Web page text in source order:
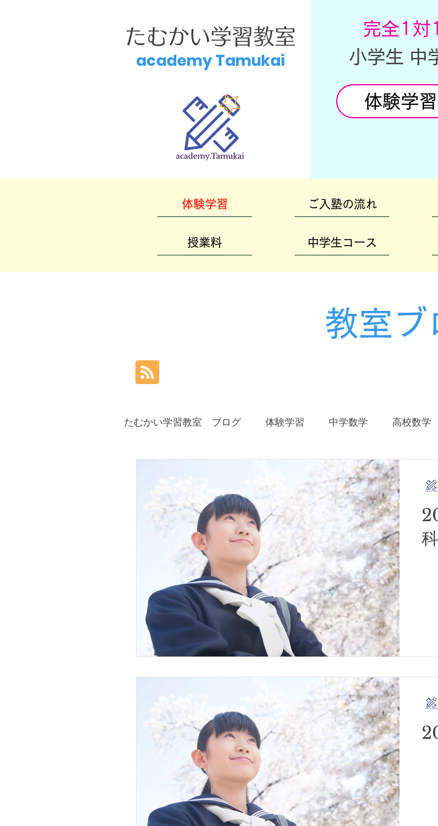
たむかい学習教室
academy Tamukai
完全1対
小学生 中
体験学習
体験学習
授業料
ご入塾の流れ
中学生コース
教室ブ
たむかい学習教室 ブログ 体験学習 中学数学 高校数学
中学入試 高校入試
夏期講習 秋期講習 冬期講習 春期講習